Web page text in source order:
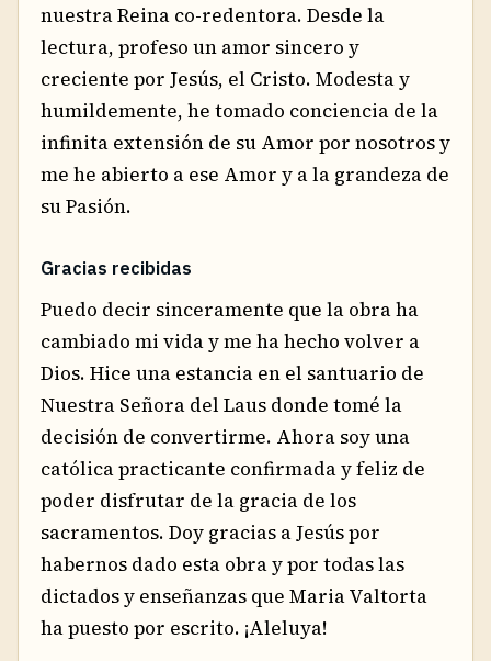
nuestra Reina co-redentora. Desde la
lectura, profeso un amor sincero y
creciente por Jesús, el Cristo. Modesta y
humildemente, he tomado conciencia de la
infinita extensión de su Amor por nosotros y
me he abierto a ese Amor y a la grandeza de
su Pasión.
Gracias recibidas
Puedo decir sinceramente que la obra ha
cambiado mi vida y me ha hecho volver a
Dios. Hice una estancia en el santuario de
Nuestra Señora del Laus donde tomé la
decisión de convertirme. Ahora soy una
católica practicante confirmada y feliz de
poder disfrutar de la gracia de los
sacramentos. Doy gracias a Jesús por
habernos dado esta obra y por todas las
dictados y enseñanzas que Maria Valtorta
ha puesto por escrito. ¡Aleluya!